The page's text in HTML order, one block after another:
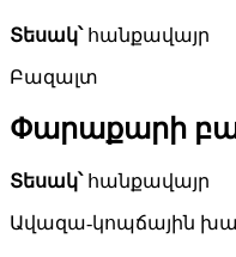
Տեսակ՝հանքավայր
Բազալտ
Փարաքարի
Տեսակ՝հանքավայր
Ավազա-կոպճային